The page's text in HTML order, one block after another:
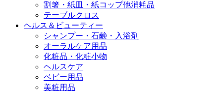
割箸・紙皿・紙コップ他消耗品
テーブルクロス
ヘルス＆ビューティー
シャンプー・石鹸・入浴剤
オーラルケア用品
化粧品・化粧小物
ヘルスケア
ベビー用品
美粧用品